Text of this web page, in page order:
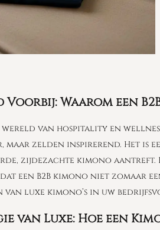
Waarom een
wereld van hospitality en
maar zelden inspirerend. Het is
zijdezachte kimono aantreft.
een B2B kimono niet zomaar
luxe kimono’s in uw
van Luxe: Hoe een